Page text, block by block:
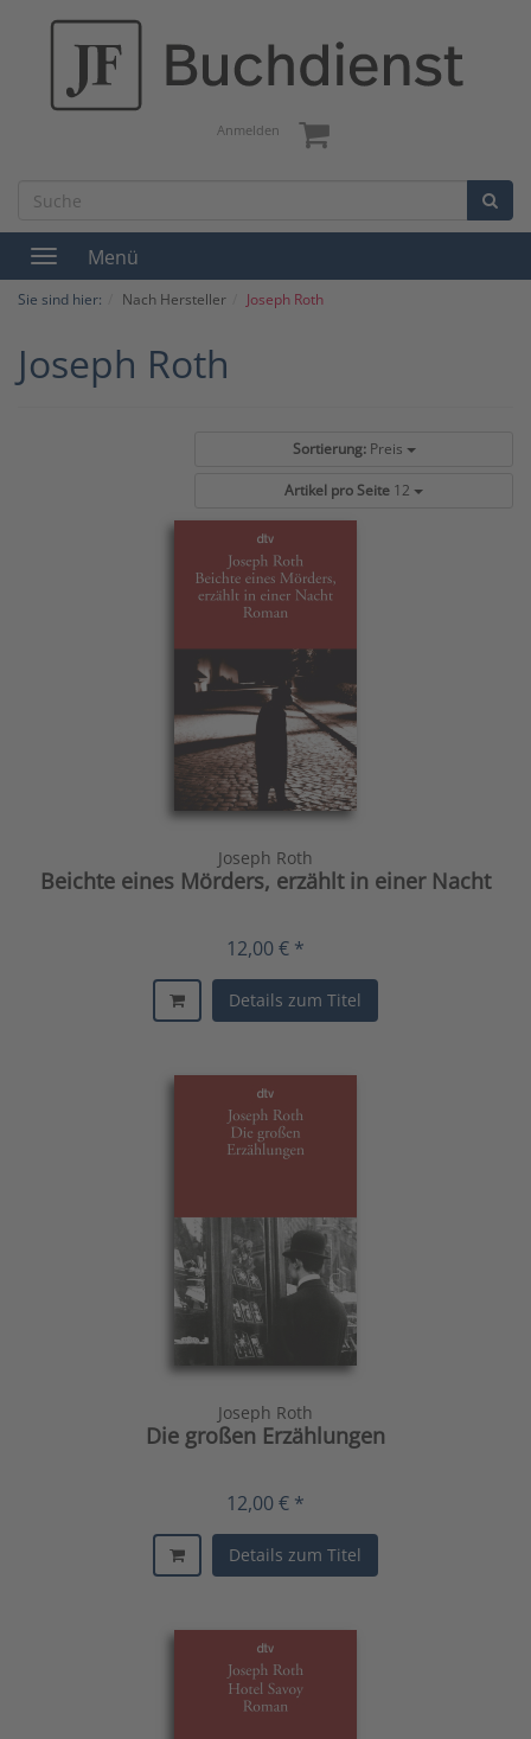
Anmelden
Toggle
navigation
Menü
Sie sind hier: Nach Hersteller Joseph Roth
Joseph Roth
Sortierung: Preis
Artikel pro Seite 12
Joseph Roth
Beichte eines Mörders, erzählt in einer Nacht
12,00 € *
Details zum Titel
Joseph Roth
Die großen Erzählungen
12,00 € *
Details zum Titel